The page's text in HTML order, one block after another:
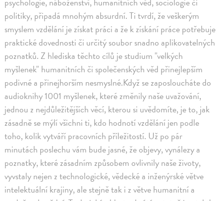
politiky, připadá mnohým absurdní. Ti tvrdí, že veškerým
smyslem vzdělání je získat práci a že k získání práce potřebuje
praktické dovednosti či určitý soubor snadno aplikovatelných
poznatků. Z hlediska těchto cílů je studium "velkých
myšlenek" humanitních či společenských věd přinejlepším
podivné a přinejhorším nesmyslné.Když se zaposloucháte do
audioknihy 1001 myšlenek, které změnily naše uvažování,
jednou z nejdůležitějších věcí, kterou si uvědomíte, je to, jak
zásadně se mýlí všichni ti, kdo hodnotí vzdělání jen podle
toho, kolik vytváří pracovních příležitostí. Už po pár
minutách poslechu vám bude jasné, že objevy, vynálezy a
poznatky, které zásadním způsobem ovlivnily naše životy,
vyvstaly nejen z technologické, vědecké a inženýrské větve
intelektuální krajiny, ale stejně tak i z větve humanitní a